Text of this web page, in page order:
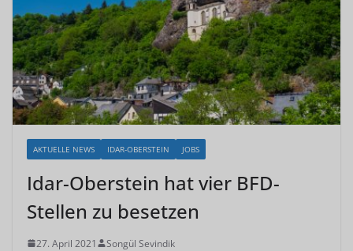
AKTUELLE NEWS IDAR-OBERSTEIN JOBS
Idar-Oberstein hat vier BFD-
Stellen zu besetzen
27. April 2021 Songül Sevindik